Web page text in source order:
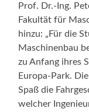
Prof. Dr.-Ing.
Fakultät für
hinzu: „Für die
Maschinenbau
zu Anfang ihres
Europa-Park.
Spaß die
welcher